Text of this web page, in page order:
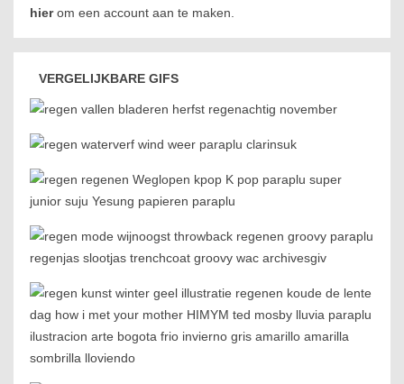
hierom een account aan te maken.
VERGELIJKBARE GIFS